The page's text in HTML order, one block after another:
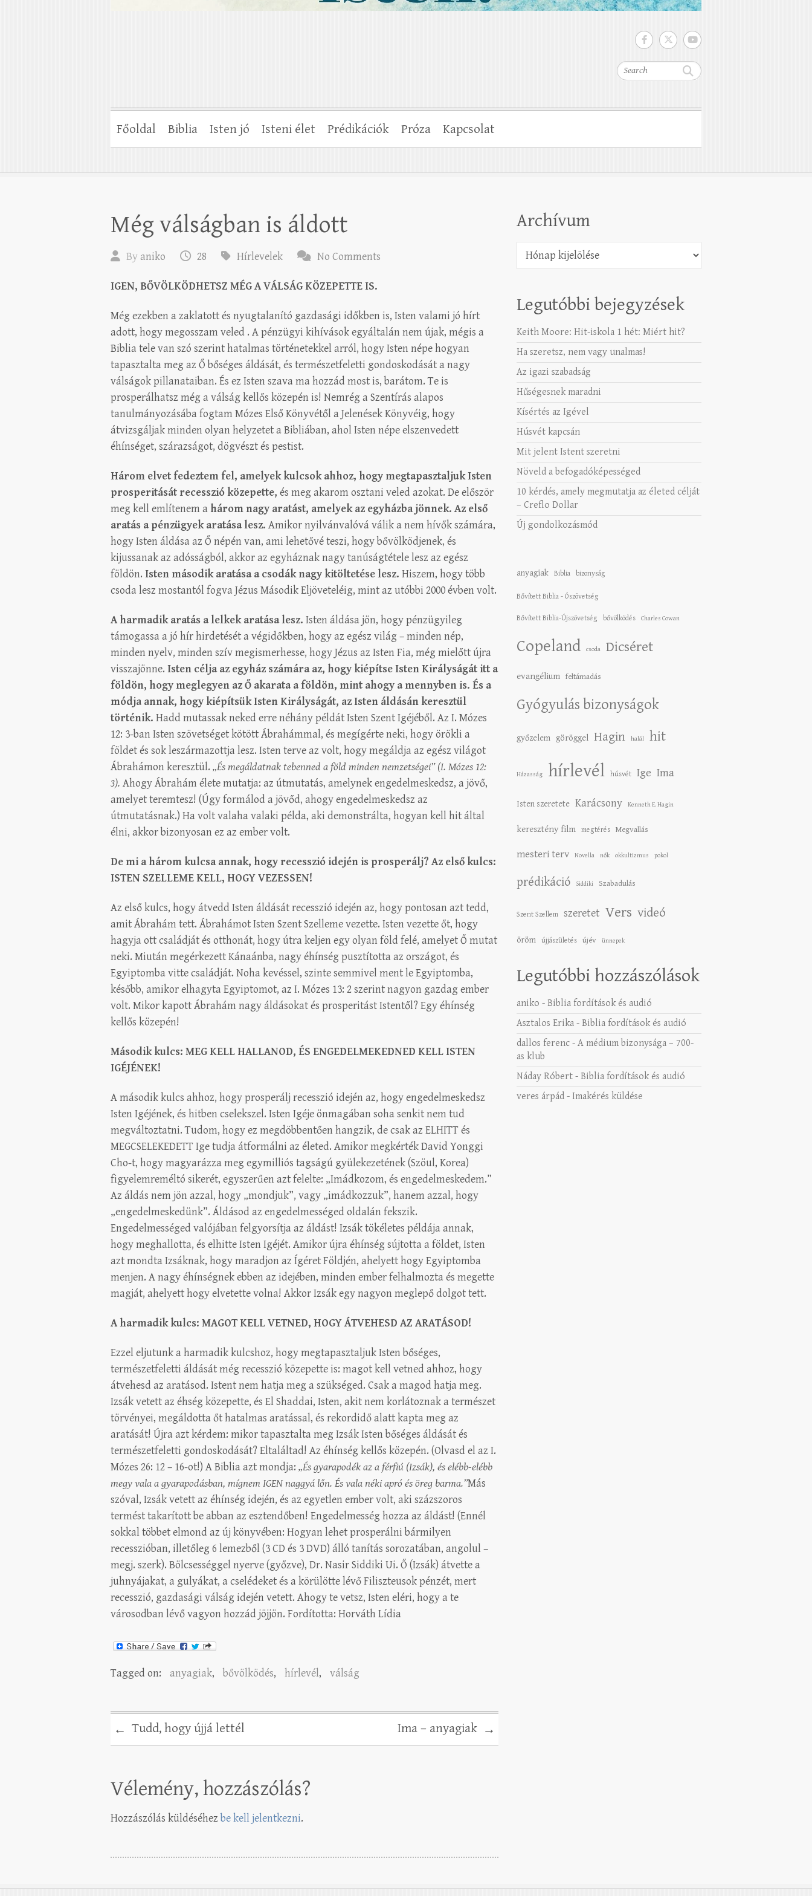
Search
Főoldal Biblia Isten jó Isteni élet Prédikációk Próza Kapcsolat
Még válságban is áldott
By aniko 28 Hírlevelek No Comments
IGEN, BŐVÖLKÖDHETSZ MÉG A VÁLSÁG KÖZEPETTE IS.
Még ezekben a zaklatott és nyugtalanító gazdasági időkben is, Isten valami jó hírt
adott, hogy megosszam veled . A pénzügyi kihívások egyáltalán nem újak, mégis a
Biblia tele van szó szerint hatalmas történetekkel arról, hogy Isten népe hogyan
tapasztalta meg az Ő bőséges áldását, és természetfeletti gondoskodását a nagy
válságok pillanataiban. És ez Isten szava ma hozzád most is, barátom. Te is
prosperálhatsz még a válság kellős közepén is! Nemrég a Szentírás alapos
tanulmányozásába fogtam Mózes Első Könyvétől a Jelenések Könyvéig, hogy
átvizsgáljak minden olyan helyzetet a Bibliában, ahol Isten népe elszenvedett
éhínséget, szárazságot, dögvészt és pestist.
Három elvet fedeztem fel, amelyek kulcsok ahhoz, hogy megtapasztaljuk Isten
prosperitását recesszió közepette, és meg akarom osztani veled azokat. De először
meg kell említenem a három nagy aratást, amelyek az egyházba jönnek. Az első
aratás a pénzügyek aratása lesz. Amikor nyilvánvalóvá válik a nem hívők számára,
hogy Isten áldása az Ő népén van, ami lehetővé teszi, hogy bővölködjenek, és
kijussanak az adósságból, akkor az egyháznak nagy tanúságtétele lesz az egész
földön. Isten második aratása a csodák nagy kitöltetése lesz. Hiszem, hogy több
csoda lesz mostantól fogva Jézus Második Eljöveteléig, mint az utóbbi 2000 évben volt.
A harmadik aratás a lelkek aratása lesz. Isten áldása jön, hogy pénzügyileg
támogassa a jó hír hirdetését a végidőkben, hogy az egész világ – minden nép,
minden nyelv, minden szív megismerhesse, hogy Jézus az Isten Fia, még mielőtt újra
visszajönne. Isten célja az egyház számára az, hogy kiépítse Isten Királyságát itt a
földön, hogy meglegyen az Ő akarata a földön, mint ahogy a mennyben is. És a
módja annak, hogy kiépítsük Isten Királyságát, az Isten áldásán keresztül
történik. Hadd mutassak neked erre néhány példát Isten Szent Igéjéből. Az I. Mózes
12: 3-ban Isten szövetséget kötött Ábrahámmal, és megígérte neki, hogy örökli a
földet és sok leszármazottja lesz. Isten terve az volt, hogy megáldja az egész világot
Ábrahámon keresztül. „És megáldatnak tebenned a föld minden nemzetségei” (I. Mózes 12:
3). Ahogy Ábrahám élete mutatja: az útmutatás, amelynek engedelmeskedsz, a jövő,
amelyet teremtesz! (Úgy formálod a jövőd, ahogy engedelmeskedsz az
útmutatásnak.) Ha volt valaha valaki példa, aki demonstrálta, hogyan kell hit által
élni, akkor bizonyosan ez az ember volt.
De mi a három kulcsa annak, hogy recesszió idején is prosperálj? Az első kulcs:
ISTEN SZELLEME KELL, HOGY VEZESSEN!
Az első kulcs, hogy átvedd Isten áldását recesszió idején az, hogy pontosan azt tedd,
amit Ábrahám tett. Ábrahámot Isten Szent Szelleme vezette. Isten vezette őt, hogy
hagyja ott családját és otthonát, hogy útra keljen egy olyan föld felé, amelyet Ő mutat
neki. Miután megérkezett Kánaánba, nagy éhínség pusztította az országot, és
Egyiptomba vitte családját. Noha kevéssel, szinte semmivel ment le Egyiptomba,
később, amikor elhagyta Egyiptomot, az I. Mózes 13: 2 szerint nagyon gazdag ember
volt. Mikor kapott Ábrahám nagy áldásokat és prosperitást Istentől? Egy éhínség
kellős közepén!
Második kulcs: MEG KELL HALLANOD, ÉS ENGEDELMEKEDNED KELL ISTEN
IGÉJÉNEK!
A második kulcs ahhoz, hogy prosperálj recesszió idején az, hogy engedelmeskedsz
Isten Igéjének, és hitben cselekszel. Isten Igéje önmagában soha senkit nem tud
megváltoztatni. Tudom, hogy ez megdöbbentően hangzik, de csak az ELHITT és
MEGCSELEKEDETT Ige tudja átformálni az életed. Amikor megkérték David Yonggi
Cho-t, hogy magyarázza meg egymilliós tagságú gyülekezetének (Szöul, Korea)
figyelemreméltó sikerét, egyszerűen azt felelte: „Imádkozom, és engedelmeskedem.”
Az áldás nem jön azzal, hogy „mondjuk”, vagy „imádkozzuk”, hanem azzal, hogy
„engedelmeskedünk”. Áldásod az engedelmességed oldalán fekszik.
Engedelmességed valójában felgyorsítja az áldást! Izsák tökéletes példája annak,
hogy meghallotta, és elhitte Isten Igéjét. Amikor újra éhínség sújtotta a földet, Isten
azt mondta Izsáknak, hogy maradjon az Ígéret Földjén, ahelyett hogy Egyiptomba
menjen. A nagy éhínségnek ebben az idejében, minden ember felhalmozta és megette
magját, ahelyett hogy elvetette volna! Akkor Izsák egy nagyon meglepő dolgot tett.
A harmadik kulcs: MAGOT KELL VETNED, HOGY ÁTVEHESD AZ ARATÁSOD!
Ezzel eljutunk a harmadik kulcshoz, hogy megtapasztaljuk Isten bőséges,
természetfeletti áldását még recesszió közepette is: magot kell vetned ahhoz, hogy
átvehesd az aratásod. Istent nem hatja meg a szükséged. Csak a magod hatja meg.
Izsák vetett az éhség közepette, és El Shaddai, Isten, akit nem korlátoznak a természet
törvényei, megáldotta őt hatalmas aratással, és rekordidő alatt kapta meg az
aratását! Újra azt kérdem: mikor tapasztalta meg Izsák Isten bőséges áldását és
természetfeletti gondoskodását? Eltaláltad! Az éhínség kellős közepén. (Olvasd el az I.
Mózes 26: 12 – 16-ot!) A Biblia azt mondja: „És gyarapodék az a férfiú (Izsák), és elébb-elébb
megy vala a gyarapodásban, mígnem IGEN naggyá lőn. És vala néki apró és öreg barma.”Más
szóval, Izsák vetett az éhínség idején, és az egyetlen ember volt, aki százszoros
termést takarított be abban az esztendőben! Engedelmesség hozza az áldást! (Ennél
sokkal többet elmond az új könyvében: Hogyan lehet prosperálni bármilyen
recesszióban, illetőleg 6 lemezből (3 CD és 3 DVD) álló tanítás sorozatában, angolul –
megj. szerk). Bölcsességgel nyerve (győzve), Dr. Nasir Siddiki Ui. Ő (Izsák) átvette a
juhnyájakat, a gulyákat, a cselédeket és a körülötte lévő Filiszteusok pénzét, mert
recesszió, gazdasági válság idején vetett. Ahogy te vetsz, Isten eléri, hogy a te
városodban lévő vagyon hozzád jöjjön. Fordította: Horváth Lídia
Tagged on: anyagiak, bővölködés, hírlevél, válság
← Tudd, hogy újjá lettél Ima – anyagiak →
Vélemény, hozzászólás?
Hozzászólás küldéséhez be kell jelentkezni.
Archívum
Archívum
Legutóbbi bejegyzések
Keith Moore: Hit-iskola 1 hét: Miért hit?
Ha szeretsz, nem vagy unalmas!
Az igazi szabadság
Hűségesnek maradni
Kísértés az Igével
Húsvét kapcsán
Mit jelent Istent szeretni
Növeld a befogadóképességed
10 kérdés, amely megmutatja az életed célját
– Creflo Dollar
Új gondolkozásmód
anyagiak Biblia bizonyság
Bővített Biblia - Ószövetség
Bővített Biblia-Újszövetség bővölködés Charles Cowan
Copeland csoda Dicséret
evangélium feltámadás
Gyógyulás bizonyságok
győzelem göröggel Hagin halál hit
Házasság hírlevél húsvét Ige Ima
Isten szeretete Karácsony Kenneth E. Hagin
keresztény film megtérés Megvallás
mesteri terv Novella nők okkultizmus pokol
prédikáció Siddiki Szabadulás
Szent Szellem szeretet Vers videó
öröm újjászületés újév ünnepek
Legutóbbi hozzászólások
aniko -Biblia fordítások és audió
Asztalos Erika -Biblia fordítások és audió
dallos ferenc -A médium bizonysága – 700-
as klub
Náday Róbert -Biblia fordítások és audió
veres árpád - Imakérés küldése